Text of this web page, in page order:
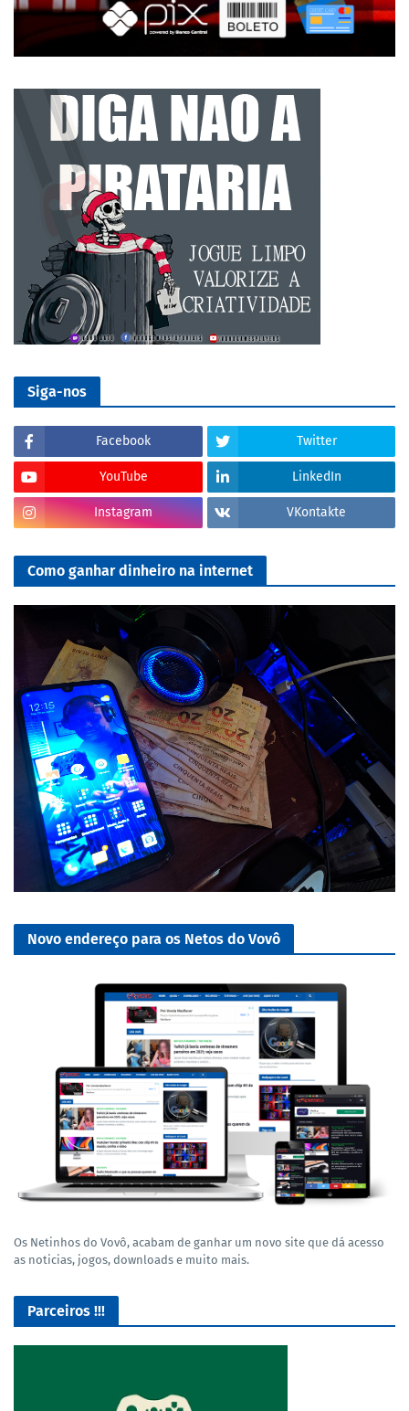
Siga-nos
Facebook Twitter
YouTube LinkedIn
Instagram VKontakte
Como ganhar dinheiro na internet
Novo endereço para os Netos do Vovô
Os Netinhos do Vovô, acabam de ganhar um novo site que dá acesso
as noticias, jogos, downloads e muito mais.
Parceiros !!!
O Melhor lugar para adquirir seus mods para o Euro Truck